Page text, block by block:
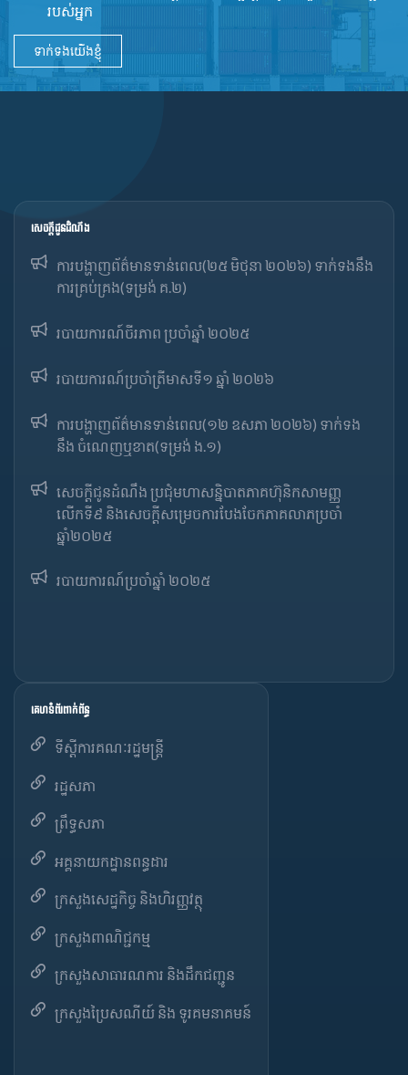
របស់អ្នក
ទាក់ទងយើងខ្ញុំ
សេចក្ដីជូនដំណឹង
ការបង្ហាញព័ត៌មានទាន់ពេល(២៥ មិថុនា ២០២៦) ទាក់ទងនឹង
ការគ្រប់គ្រង(ទម្រង់ គ.២)
របាយការណ៍ចីរភាព ប្រចាំឆ្នាំ ២០២៥
របាយការណ៍​​ប្រចាំ​ត្រីមាសទី១ ឆ្នាំ ២០២៦
ការបង្ហាញព័ត៌មានទាន់ពេល(១២ ឧសភា ២០២៦) ទាក់ទង
នឹង ចំណេញឬខាត(ទម្រង់ ង.១)
សេចក្តីជូនដំណឹង ប្រជុំមហាសន្និបាតភាគហ៊ុនិកសាមញ្ញ
លើកទី៩ និងសេចក្តីសម្រេចការបែងចែកភាគលាភប្រចាំ
ឆ្នាំ២០២៥​
របាយការណ៍​​ប្រចាំ​ឆ្នាំ ២០២៥
គេហទំព័រពាក់ព័ន្ធ
ទីស្តីការគណៈរដ្ឋមន្ត្រី
រដ្ឋសភា
ព្រឹទ្ធសភា
អគ្គនាយកដ្ឋានពន្ធដារ
ក្រសួងសេដ្ឋកិច្ច និងហិរញ្ញវត្ថុ
ក្រសួងពាណិជ្ជកម្ម
ក្រសួងសាធារណការ និងដឹកជញ្ជូន
ក្រសួងប្រៃសណីយ៍ និង ទូរគមនាគមន៍